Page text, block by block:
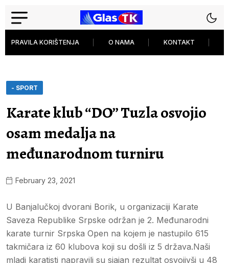
PRAVILA KORIŠTENJA O NAMA KONTAKT
- SPORT
Karate klub “DO” Tuzla osvojio
osam medalja na
međunarodnom turniru
February 23, 2021
U Banjalučkoj dvorani Borik, u organizaciji Karate
Saveza Republike Srpske održan je 2. Međunarodni
karate turnir Srpska Open na kojem je nastupilo 615
takmičara iz 60 klubova koji su došli iz 5 država.Naši
mladi karatisti napravili su sjajan rezultat osvojivši u 48